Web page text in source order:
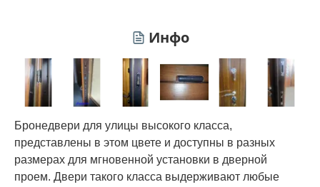
Инфо
Бронедвери для улицы высокого класса,
представлены в этом цвете и доступны в разных
размерах для мгновенной установки в дверной
проем. Двери такого класса выдерживают любые